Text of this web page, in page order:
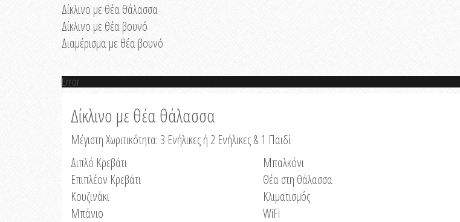
Δίκλινο με θέα θάλασσα
Δίκλινο με θέα βουνό
Διαμέρισμα με θέα βουνό
Error
Δίκλινο με θέα θάλασσα
Μέγιστη Χωριτικότητα: 3 Ενήλικες ή 2 Ενήλικες & 1 Παιδί
Διπλό Κρεβάτι
Επιπλέον Κρεβάτι
Κουζινάκι
Μπάνιο
Μπαλκόνι
Θέα στη θάλασσα
Κλιματισμός
WiFi